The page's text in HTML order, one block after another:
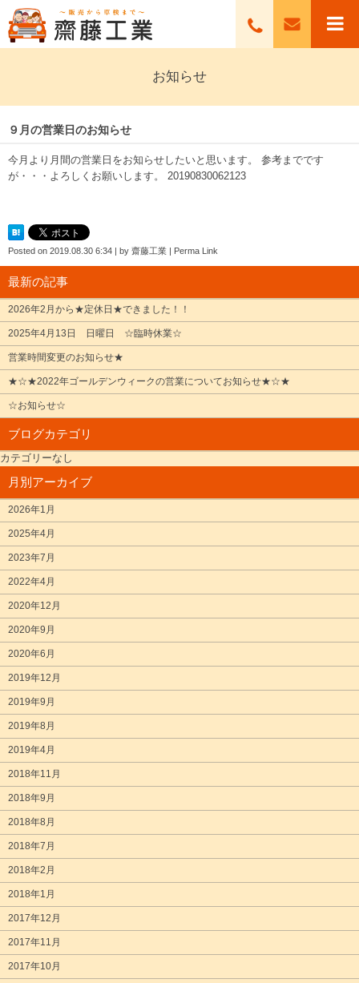
お知らせ
９月の営業日のお知らせ
今月より月間の営業日をお知らせしたいと思います。 参考までです
が・・・よろしくお願いします。 20190830062123
Posted on 2019.08.30 6:34 | by 齋藤工業 | Perma Link
最新の記事
2026年2月から★定休日★できました！！
2025年4月13日 日曜日 ☆臨時休業☆
営業時間変更のお知らせ★
★☆★2022年ゴールデンウィークの営業についてお知らせ★☆★
☆お知らせ☆
ブログカテゴリ
カテゴリーなし
月別アーカイブ
2026年1月
2025年4月
2023年7月
2022年4月
2020年12月
2020年9月
2020年6月
2019年12月
2019年9月
2019年8月
2019年4月
2018年11月
2018年9月
2018年8月
2018年7月
2018年2月
2018年1月
2017年12月
2017年11月
2017年10月